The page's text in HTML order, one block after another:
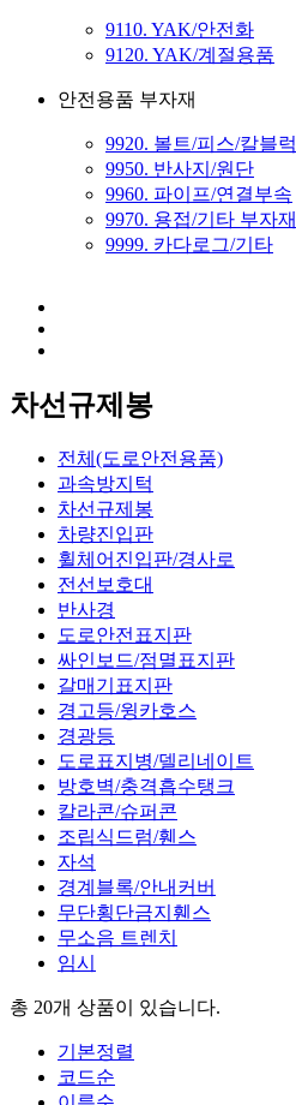
9110. YAK/안전화
9120. YAK/계절용품
안전용품 부자재
9920. 볼트/피스/칼블럭
9950. 반사지/원단
9960. 파이프/연결부속
9970. 용접/기타 부자재
9999. 카다로그/기타
차선규제봉
전체(도로안전용품)
과속방지턱
차선규제봉
차량진입판
휠체어진입판/경사로
전선보호대
반사경
도로안전표지판
싸인보드/점멸표지판
갈매기표지판
경고등/윙카호스
경광등
도로표지병/델리네이트
방호벽/충격흡수탱크
칼라콘/슈퍼콘
조립식드럼/휀스
자석
경계블록/안내커버
무단횡단금지휀스
무소음 트렌치
임시
총 20개 상품이 있습니다.
기본정렬
코드순